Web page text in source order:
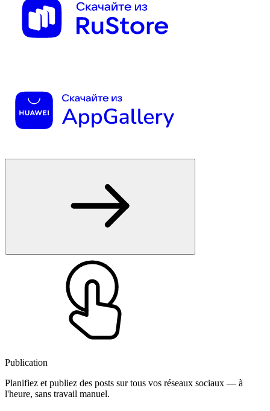
Publication
Planifiez et publiez des posts sur tous vos réseaux sociaux — à
l'heure, sans travail manuel.